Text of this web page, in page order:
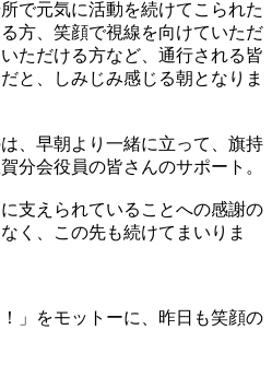
で元気に活動を続けてこられた
方、笑顔で視線を向けていただ
ただける方など、通行される皆
と、しみじみ感じる朝となりま
、早朝より一緒に立って、旗持
分会役員の皆さんのサポート。
支えられていることへの感謝の
く、この先も続けてまいりま
」をモットーに、昨日も笑顔の